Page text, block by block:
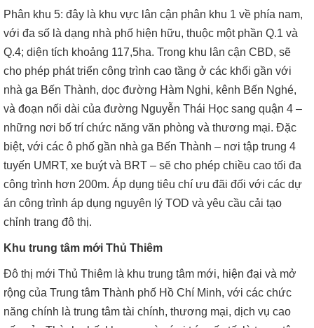
Phân khu 5: đây là khu vực lân cận phân khu 1 về phía nam,
với đa số là dạng nhà phố hiện hữu, thuộc một phần Q.1 và
Q.4; diện tích khoảng 117,5ha. Trong khu lân cận CBD, sẽ
cho phép phát triển công trình cao tầng ở các khối gần với
nhà ga Bến Thành, dọc đường Hàm Nghi, kênh Bến Nghé,
và đoạn nối dài của đường Nguyễn Thái Học sang quận 4 –
những nơi bố trí chức năng văn phòng và thương mại. Đặc
biệt, với các ô phố gần nhà ga Bến Thành – nơi tập trung 4
tuyến UMRT, xe buýt và BRT – sẽ cho phép chiều cao tối đa
công trình hơn 200m. Áp dụng tiêu chí ưu đãi đối với các dự
án công trình áp dụng nguyên lý TOD và yêu cầu cải tạo
chỉnh trang đô thị.
Khu trung tâm mới Thủ Thiêm
Đô thị mới Thủ Thiêm là khu trung tâm mới, hiện đại và mở
rộng của Trung tâm Thành phố Hồ Chí Minh, với các chức
năng chính là trung tâm tài chính, thương mại, dịch vụ cao